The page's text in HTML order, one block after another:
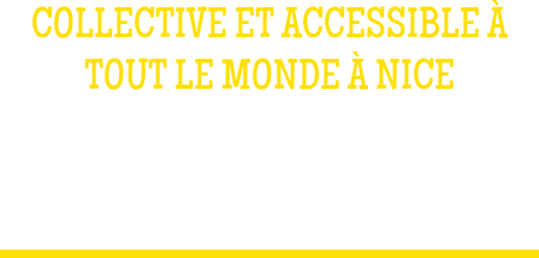
COLLECTIVE ET ACCESSIBLE À
TOUT LE MONDE À NICE